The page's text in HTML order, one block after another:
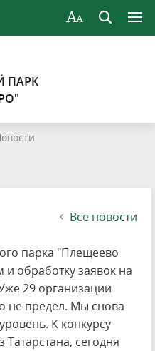
ПАРК
Все новости
парка "Плещеево
обработку заявок на
29 организации
не предел. Мы снова
К конкурсу
сегодня